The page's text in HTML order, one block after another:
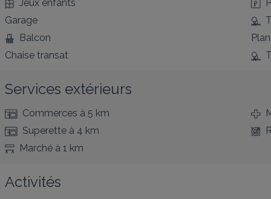
Jeux enfants
Garage
Balcon
Chaise transat
Services extérieurs
Commerces à 5 km
Superette à 4 km
Marché à 1 km
Activités